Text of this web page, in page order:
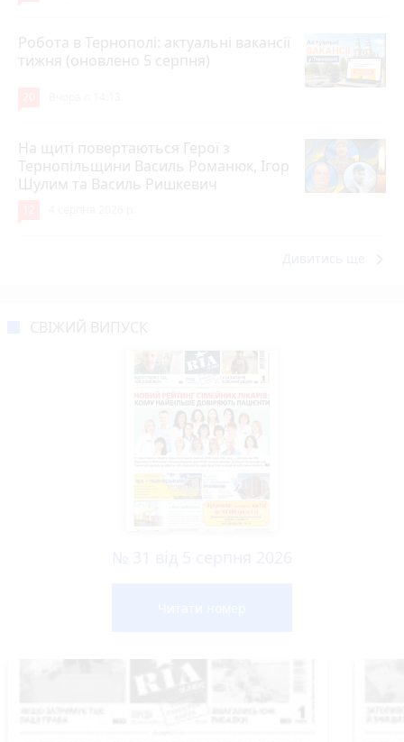
Робота в Тернополі: актуальні вакансії
тижня (оновлено 5 серпня)
На щиті повертаються Герої з
Тернопільщини Василь Романюк, Ігор
Шулим та Василь Ришкевич